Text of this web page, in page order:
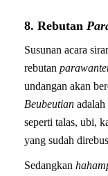
8. Rebutan
Susunan acara
rebutan
undangan akan
Beubeutian
seperti talas, ubi,
yang sudah
Sedangkan